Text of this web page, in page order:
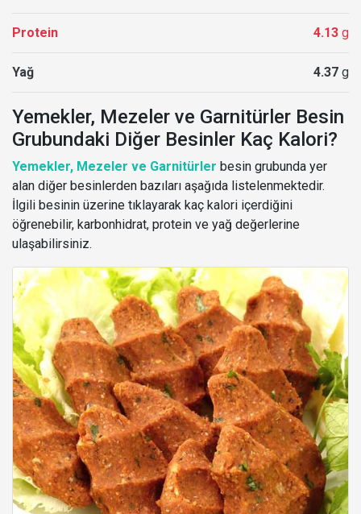
Protein 4.13 g
Yağ 4.37 g
Yemekler, Mezeler ve Garnitürler Besin
Grubundaki Diğer Besinler Kaç Kalori?
Yemekler, Mezeler ve Garnitürler besin grubunda yer
alan diğer besinlerden bazıları aşağıda listelenmektedir.
İlgili besinin üzerine tıklayarak kaç kalori içerdiğini
öğrenebilir, karbonhidrat, protein ve yağ değerlerine
ulaşabilirsiniz.